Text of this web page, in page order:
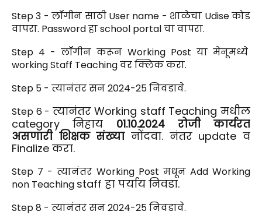
Step 3 - लॉगीन साठी User name - शाळेचा Udise कोड
वापरा. Password हा school portal चा वापरा.
Step 4 - लॉगीन करून Working Post या मेनूमध्ये
working Staff Teaching वर क्लिक करा.
Step 5 - त्यानंतर सन 2024-25 निवडावे.
Step 6 - त्यानंतर Working staff Teaching मधील
category निहाय 01.10.2024 रोजी कार्यरत
असणारी शिक्षक संख्यानोंदवा. नंतर update व
Finalize करा.
Step 7 -त्यानंतर Working Post मधून Add Working
non Teaching staff हा पर्याय निवडा.
Step 8 - त्यानंतर सन 2024-25 निवडावे.